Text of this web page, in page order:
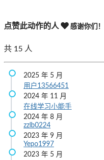
点赞此动作的人 感谢你们
共 15 人
2025 年 5 月
用户13566451
2024 年 11 月
在线学习小能手
2024 年 8 月
zzlb0224
2023 年 9 月
Yepo1997
2023 年 5 月